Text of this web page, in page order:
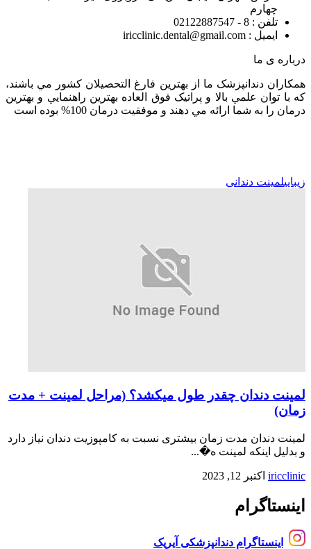
چهارم
تلفن : 8 - 02122887547
ایمیل : iricclinic.dental@gmail.com
درباره ی ما
همکاران دندانپزشک ما از بهترين فارغ التحصيلان کشور مي باشند،
که با توان علمي بالا و پراتيک فوق العاده بهترين راهنمايي و بهترين
درمان را به شما ارائه مي دهند و موفقيت درمان 100% بوده است
زیباییلمینت دندانی
لمینت دندان چقدر طول میکشد؟ (مراحل لمینت + مدت
زمان)
لمینت دندان مدت زمان بیشتری نسبت به کامپوزیت دندان نیاز دارد
و بدلیل اینکه لمینت ه�...
iricclinic اکتبر 12, 2023
اینستاگرام
اینستاگرام دندانپزشکی آیریک